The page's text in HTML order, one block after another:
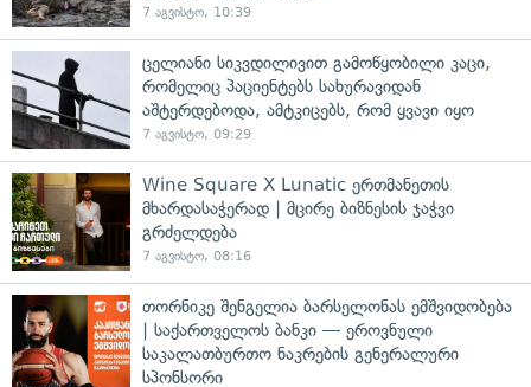
7 აგვისტო, 10:39
ცელიანი სიკვდილივით გამოწყობილი კაცი,
რომელიც პაციენტებს სახურავიდან
აშტერდებოდა, ამტკიცებს, რომ ყვავი იყო
7 აგვისტო, 09:29
Wine Square X Lunatic ერთმანეთის
მხარდასაჭერად | მცირე ბიზნესის ჯაჭვი
გრძელდება
7 აგვისტო, 08:16
თორნიკე შენგელია ბარსელონას ემშვიდობება
| საქართველოს ბანკი — ეროვნული
საკალათბურთო ნაკრების გენერალური
სპონსორი